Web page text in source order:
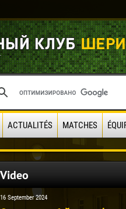
ACTUALITÉS MATCHES
Video
16 September 2024